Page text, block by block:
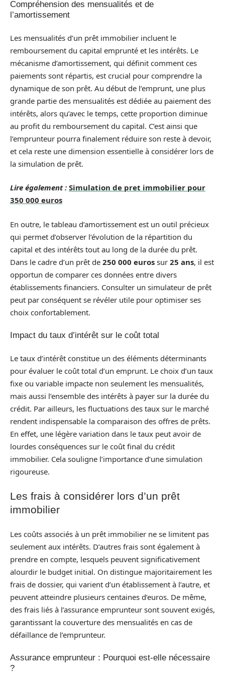
Compréhension des mensualités et de
l’amortissement
Les mensualités d’un prêt immobilier incluent le
remboursement du capital emprunté et les intérêts. Le
mécanisme d’amortissement, qui définit comment ces
paiements sont répartis, est crucial pour comprendre la
dynamique de son prêt. Au début de l’emprunt, une plus
grande partie des mensualités est dédiée au paiement des
intérêts, alors qu’avec le temps, cette proportion diminue
au profit du remboursement du capital. C’est ainsi que
l’emprunteur pourra finalement réduire son reste à devoir,
et cela reste une dimension essentielle à considérer lors de
la simulation de prêt.
Lire également : Simulation de pret immobilier pour
350 000 euros
En outre, le tableau d’amortissement est un outil précieux
qui permet d’observer l’évolution de la répartition du
capital et des intérêts tout au long de la durée du prêt.
Dans le cadre d’un prêt de 250 000 euros sur 25 ans, il est
opportun de comparer ces données entre divers
établissements financiers. Consulter un simulateur de prêt
peut par conséquent se révéler utile pour optimiser ses
choix confortablement.
Impact du taux d’intérêt sur le coût total
Le taux d’intérêt constitue un des éléments déterminants
pour évaluer le coût total d’un emprunt. Le choix d’un taux
fixe ou variable impacte non seulement les mensualités,
mais aussi l’ensemble des intérêts à payer sur la durée du
crédit. Par ailleurs, les fluctuations des taux sur le marché
rendent indispensable la comparaison des offres de prêts.
En effet, une légère variation dans le taux peut avoir de
lourdes conséquences sur le coût final du crédit
immobilier. Cela souligne l’importance d’une simulation
rigoureuse.
Les frais à considérer lors d’un prêt
immobilier
Les coûts associés à un prêt immobilier ne se limitent pas
seulement aux intérêts. D’autres frais sont également à
prendre en compte, lesquels peuvent significativement
alourdir le budget initial. On distingue majoritairement les
frais de dossier, qui varient d’un établissement à l’autre, et
peuvent atteindre plusieurs centaines d’euros. De même,
des frais liés à l’assurance emprunteur sont souvent exigés,
garantissant la couverture des mensualités en cas de
défaillance de l’emprunteur.
Assurance emprunteur : Pourquoi est-elle nécessaire
?